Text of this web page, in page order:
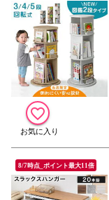
8/7時点_ポイント最大11倍